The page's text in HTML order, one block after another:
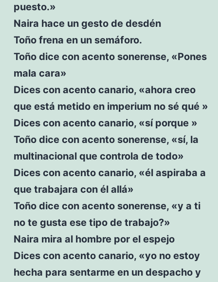
puesto.»
Naira hace un gesto de desdén
Toño frena en un semáforo.
Toño dice con acento sonerense, «Pones
mala cara»
Dices con acento canario, «ahora creo
que está metido en imperium no sé qué »
Dices con acento canario, «sí porque »
Toño dice con acento sonerense, «sí, la
multinacional que controla de todo»
Dices con acento canario, «él aspiraba a
que trabajara con él allá»
Toño dice con acento sonerense, «y a ti
no te gusta ese tipo de trabajo?»
Naira mira al hombre por el espejo
Dices con acento canario, «yo no estoy
hecha para sentarme en un despacho y